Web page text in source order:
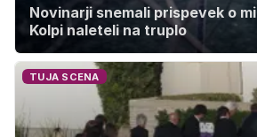
Novinarji snemali prispevek o
Kolpi naleteli na truplo
TUJA SCENA